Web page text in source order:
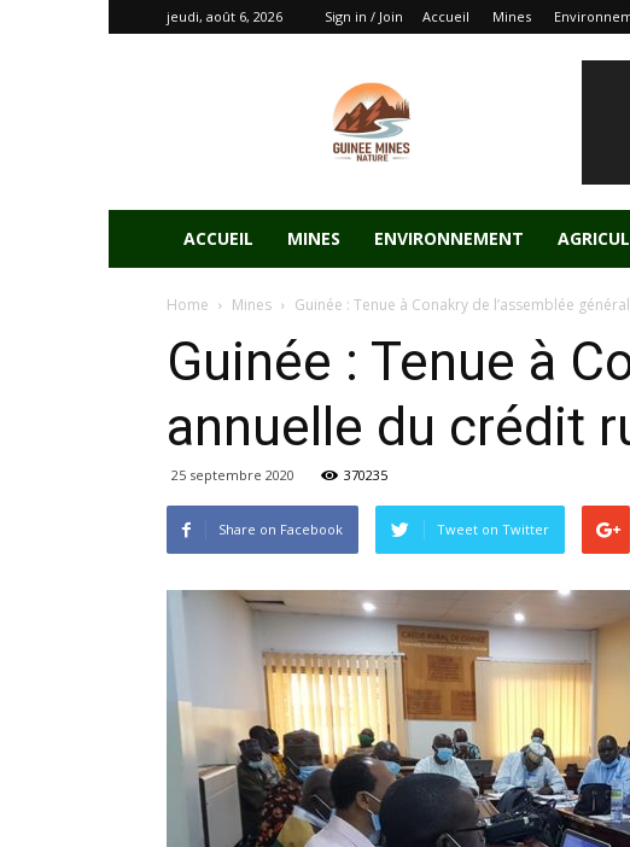
jeudi, août 6, 2026 Sign in / Join Accueil Mines
ACCUEIL MINES ENVIRONNEMENT
Home Mines Guinée : Tenue à Conakry de l’assemblée
Guinée : Tenue à
annuelle du crédit
25 septembre 2020 370235
Share on Facebook Tweet on Twitter